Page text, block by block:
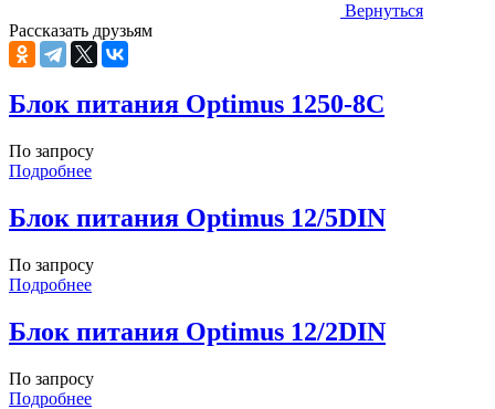
Вернуться
Рассказать друзьям
Блок питания Optimus 1250-8C
По запросу
Подробнее
Блок питания Optimus 12/5DIN
По запросу
Подробнее
Блок питания Optimus 12/2DIN
По запросу
Подробнее